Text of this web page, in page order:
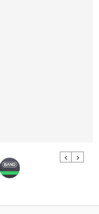
Previous
Next